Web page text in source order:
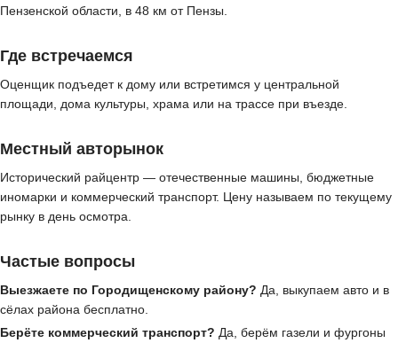
Пензенской области, в 48 км от Пензы.
Где встречаемся
Оценщик подъедет к дому или встретимся у центральной
площади, дома культуры, храма или на трассе при въезде.
Местный авторынок
Исторический райцентр — отечественные машины, бюджетные
иномарки и коммерческий транспорт. Цену называем по текущему
рынку в день осмотра.
Частые вопросы
Выезжаете по Городищенскому району? Да, выкупаем авто и в
сёлах района бесплатно.
Берёте коммерческий транспорт? Да, берём газели и фургоны